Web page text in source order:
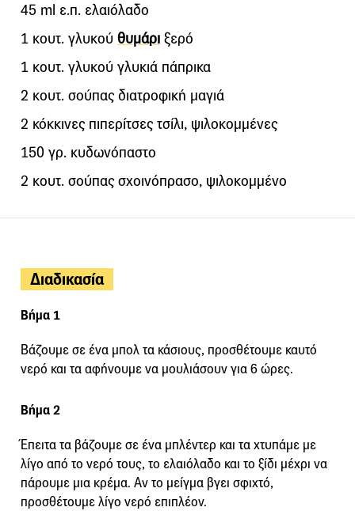
45 ml ε.π. ελαιόλαδο
1 κουτ. γλυκού θυμάρι ξερό
1 κουτ. γλυκού γλυκιά πάπρικα
2 κουτ. σούπας διατροφική μαγιά
2 κόκκινες πιπερίτσες τσίλι, ψιλοκομμένες
150 γρ. κυδωνόπαστο
2 κουτ. σούπας σχοινόπρασο, ψιλοκομμένο
Διαδικασία
Βήμα 1
Βάζουμε σε ένα μπολ τα κάσιους, προσθέτουμε καυτό
νερό και τα αφήνουμε να μουλιάσουν για 6 ώρες.
Βήμα 2
Έπειτα τα βάζουμε σε ένα μπλέντερ και τα χτυπάμε με
λίγο από το νερό τους, το ελαιόλαδο και το ξίδι μέχρι να
πάρουμε μια κρέμα. Αν το μείγμα βγει σφιχτό,
προσθέτουμε λίγο νερό επιπλέον.